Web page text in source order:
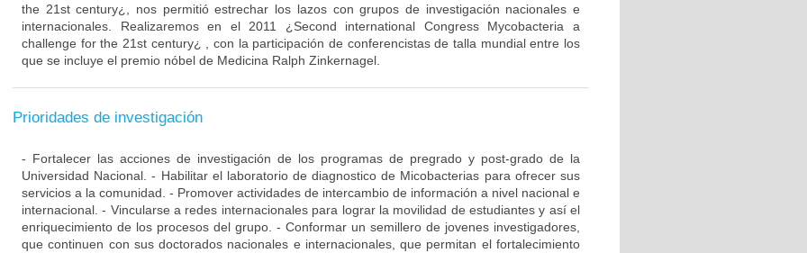
the 21st century¿, nos permitió estrechar los lazos con grupos de investigación nacionales e
internacionales. Realizaremos en el 2011 ¿Second international Congress Mycobacteria a
challenge for the 21st century¿ , con la participación de conferencistas de talla mundial entre los
que se incluye el premio nóbel de Medicina Ralph Zinkernagel.
Prioridades de investigación
- Fortalecer las acciones de investigación de los programas de pregrado y post-grado de la
Universidad Nacional. - Habilitar el laboratorio de diagnostico de Micobacterias para ofrecer sus
servicios a la comunidad. - Promover actividades de intercambio de información a nivel nacional e
internacional. - Vincularse a redes internacionales para lograr la movilidad de estudiantes y así el
enriquecimiento de los procesos del grupo. - Conformar un semillero de jovenes investigadores,
que continuen con sus doctorados nacionales e internacionales, que permitan el fortalecimiento